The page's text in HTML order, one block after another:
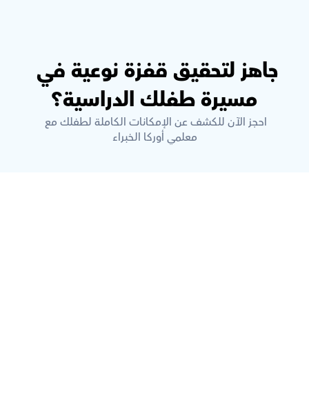
مسيرة طفلك الدراسية؟
معلمي أوركا الخبراء